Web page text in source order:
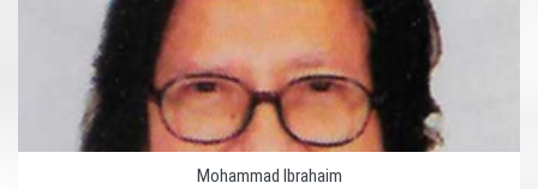
Mohammad Ibrahaim